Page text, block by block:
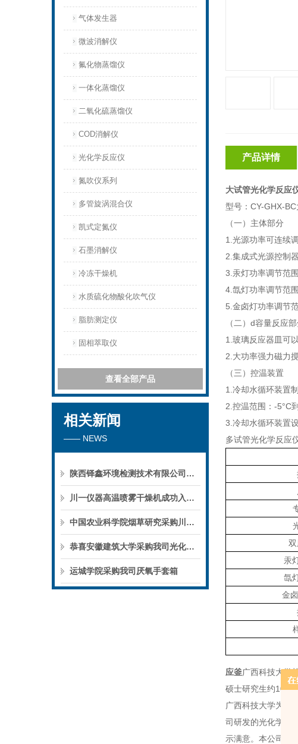
气体发生器
微波消解仪
氟化物蒸馏仪
一体化蒸馏仪
二氧化硫蒸馏仪
COD消解仪
光化学反应仪
氮吹仪系列
多管旋涡混合仪
凯式定氮仪
石墨消解仪
冷冻干燥机
水质硫化物酸化吹气仪
脂肪测定仪
固相萃取仪
查看全部产品
相关新闻
—— NEWS
陕西铎鑫环境检测技术有限公司采购我司全自动液液萃取仪
川一仪器高温喷雾干燥机成功入驻鄱阳职业学院，助力职业教育实训平台升级
中国农业科学院烟草研究采购川一仪器喷雾干燥机
恭喜安徽建筑大学采购我司光化学反应仪
运城学院采购我司厌氧手套箱
产品详情
大试管光化学反应
型号： CY-GHX-
（一）主体部分
1.光源功率可连续
2.集成式光源控制
3.汞灯功率调节范
4.氙灯功率调节范
5.金卤灯功率调节
（二） d容量反应部
1.玻璃反应器皿可
2.大功率强力磁力
（三）控温装置
1.冷却水循环装置
2.控温范围：-5°C
3.冷却水循环装置
多试管光化学反应
汞
氙
金
应釜广西科技大学
硕士研究生约100
广西科技大学为扩
司研发的光化学反
示满意。本公司有